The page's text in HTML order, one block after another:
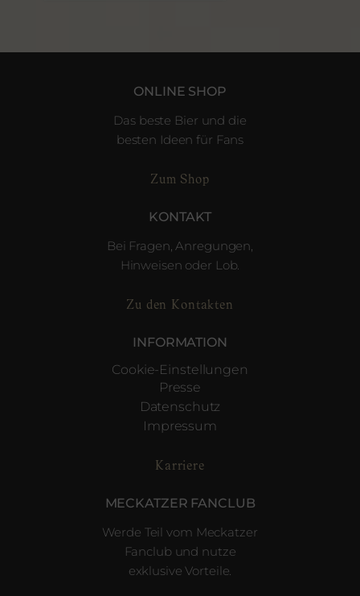
ONLINE SHOP
Das beste Bier und die
besten Ideen für Fans
Zum Shop
KONTAKT
Bei Fragen, Anregungen,
Hinweisen oder Lob.
Zu den Kontakten
INFORMATION
Cookie-Einstellungen
Presse
Datenschutz
Impressum
Karriere
MECKATZER FANCLUB
Werde Teil vom Meckatzer
Fanclub und nutze
exklusive Vorteile.